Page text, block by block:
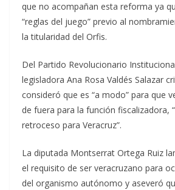
que no acompañan esta reforma ya
“reglas del juego” previo al
la titularidad del Orfis.
Del Partido Revolucionario
legisladora Ana Rosa Valdés Salazar
consideró que es “a modo” para que
de fuera para la función fiscalizadora,
retroceso para Veracruz”.
La diputada Montserrat Ortega Ruiz
el requisito de ser veracruzano para
del organismo autónomo y aseveró